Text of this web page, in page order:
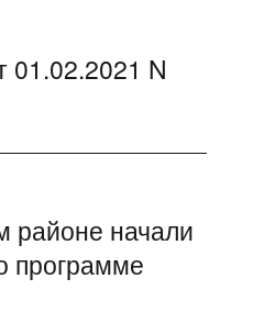
N
районе начали
программе